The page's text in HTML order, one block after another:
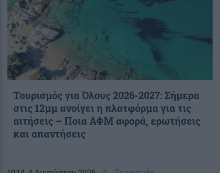
Τουρισμός για Όλους 2026-2027: Σήμερα
στις 12μμ ανοίγει η πλατφόρμα για τις
αιτήσεις – Ποια ΑΦΜ αφορά, ερωτήσεις
και απαντήσεις